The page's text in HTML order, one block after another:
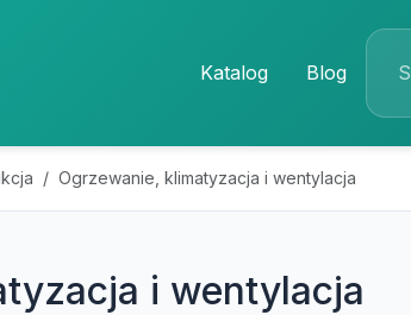
Katalog Blog
Ogrzewanie, klimatyzacja i wentylacja
i wentylacja